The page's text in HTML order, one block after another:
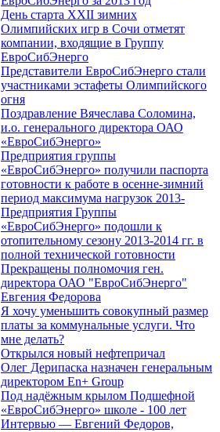
День старта XXII зимних
Олимпийских игр в Сочи отметят
компании, входящие в Группу
ЕвроСибЭнерго
Представители ЕвроСибЭнерго стали
участниками эстафеты Олимпийского
огня
Поздравление Вячеслава Соломина,
и.о. генерального директора ОАО
«ЕвроСибЭнерго»
Предприятия группы
«ЕвроСибЭнерго» получили паспорта
готовности к работе в осенне-зимний
период максимума нагрузок 2013-
Предприятия Группы
«ЕвроСибЭнерго» подошли к
отопительному сезону 2013-2014 гг. в
полной технической готовности
Прекращены полномочия ген.
директора ОАО "ЕвроСибЭнерго"
Евгения Федорова
Я хочу уменьшить совокупный размер
платы за коммунальные услуги. Что
мне делать?
Открылся новый нефтепричал
Олег Дерипаска назначен генеральным
директором En+ Group
Под надёжным крылом Подшефной
«ЕвроСибЭнерго» школе - 100 лет
Интервью — Евгений Федоров,